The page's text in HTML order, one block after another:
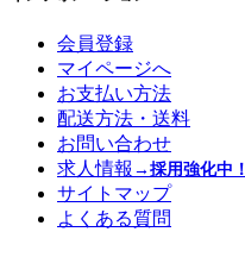
会員登録
マイページへ
お支払い方法
配送方法・送料
お問い合わせ
求人情報 →採用強化中！
サイトマップ
よくある質問